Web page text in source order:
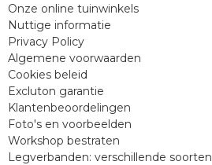
Onze online tuinwinkels
Nuttige informatie
Privacy Policy
Algemene voorwaarden
Cookies beleid
Excluton garantie
Klantenbeoordelingen
Foto's en voorbeelden
Workshop bestraten
Legverbanden: verschillende soorten